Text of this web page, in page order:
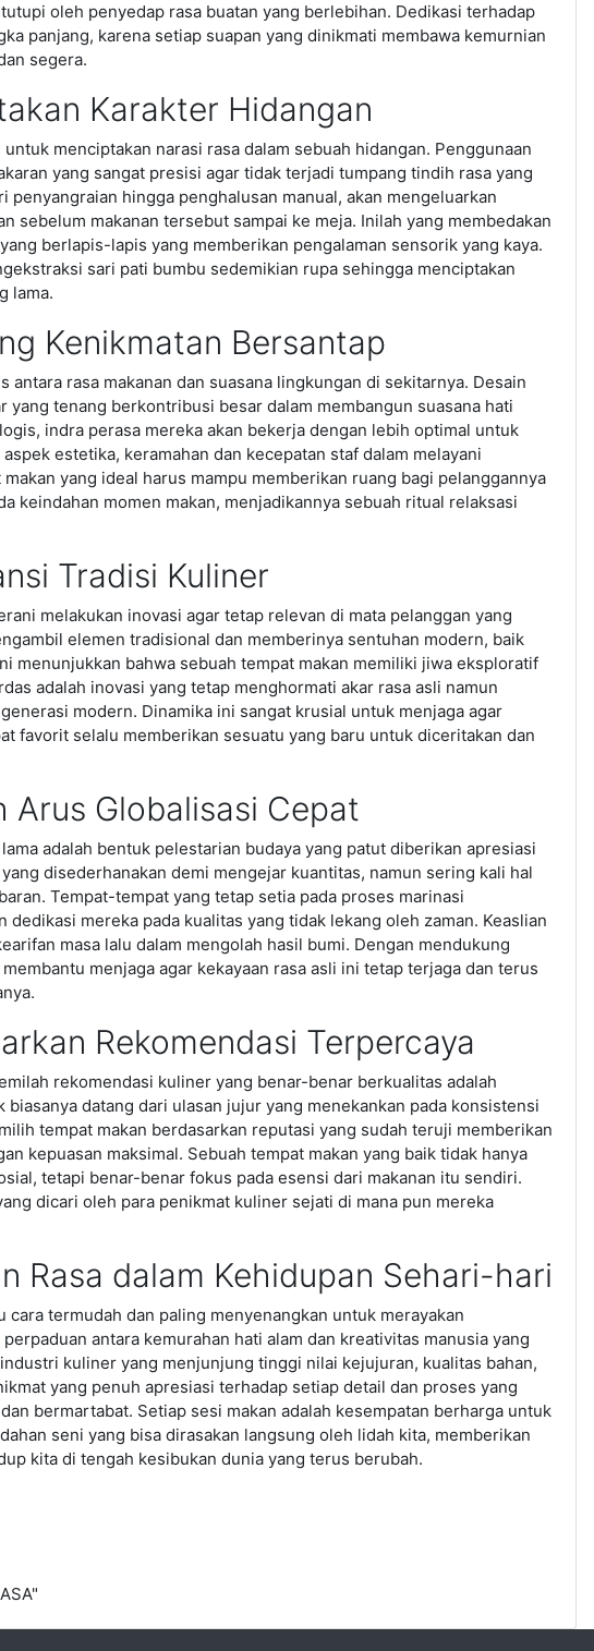
oleh penyedap rasa buatan yang berlebihan. Dedikasi terhadap
panjang, karena setiap suapan yang dinikmati membawa kemurnian
segera.
Karakter Hidangan
menciptakan narasi rasa dalam sebuah hidangan. Penggunaan
yang sangat presisi agar tidak terjadi tumpang tindih rasa yang
hingga penghalusan manual, akan mengeluarkan
sebelum makanan tersebut sampai ke meja. Inilah yang membedakan
berlapis-lapis yang memberikan pengalaman sensorik yang kaya.
sari pati bumbu sedemikian rupa sehingga menciptakan
lama.
Kenikmatan Bersantap
rasa makanan dan suasana lingkungan di sekitarnya. Desain
tenang berkontribusi besar dalam membangun suasana hati
indra perasa mereka akan bekerja dengan lebih optimal untuk
estetika, keramahan dan kecepatan staf dalam melayani
yang ideal harus mampu memberikan ruang bagi pelanggannya
keindahan momen makan, menjadikannya sebuah ritual relaksasi
Tradisi Kuliner
melakukan inovasi agar tetap relevan di mata pelanggan yang
elemen tradisional dan memberinya sentuhan modern, baik
menunjukkan bahwa sebuah tempat makan memiliki jiwa eksploratif
adalah inovasi yang tetap menghormati akar rasa asli namun
modern. Dinamika ini sangat krusial untuk menjaga agar
favorit selalu memberikan sesuatu yang baru untuk diceritakan dan
Arus Globalisasi Cepat
adalah bentuk pelestarian budaya yang patut diberikan apresiasi
disederhanakan demi mengejar kuantitas, namun sering kali hal
Tempat-tempat yang tetap setia pada proses marinasi
mereka pada kualitas yang tidak lekang oleh zaman. Keaslian
masa lalu dalam mengolah hasil bumi. Dengan mendukung
menjaga agar kekayaan rasa asli ini tetap terjaga dan terus
Rekomendasi Terpercaya
rekomendasi kuliner yang benar-benar berkualitas adalah
datang dari ulasan jujur yang menekankan pada konsistensi
tempat makan berdasarkan reputasi yang sudah teruji memberikan
kepuasan maksimal. Sebuah tempat makan yang baik tidak hanya
tetapi benar-benar fokus pada esensi dari makanan itu sendiri.
dicari oleh para penikmat kuliner sejati di mana pun mereka
Rasa dalam Kehidupan Sehari-hari
termudah dan paling menyenangkan untuk merayakan
antara kemurahan hati alam dan kreativitas manusia yang
kuliner yang menjunjung tinggi nilai kejujuran, kualitas bahan,
yang penuh apresiasi terhadap setiap detail dan proses yang
bermartabat. Setiap sesi makan adalah kesempatan berharga untuk
seni yang bisa dirasakan langsung oleh lidah kita, memberikan
kita di tengah kesibukan dunia yang terus berubah.